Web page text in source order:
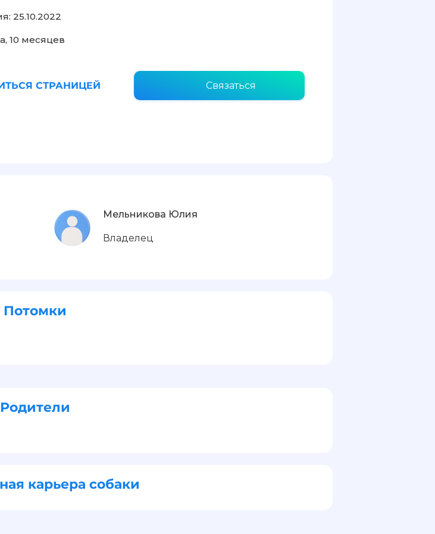
25.10.2022
10 месяцев
СТРАНИЦЕЙ Связаться
Мельникова Юлия
Владелец
Потомки
Родители
карьера собаки